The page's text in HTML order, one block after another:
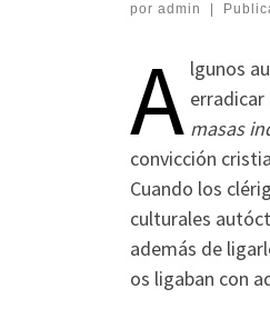
por admin
A lgunos
masas
convicción
Cuando los
culturales
además de
os ligaban con